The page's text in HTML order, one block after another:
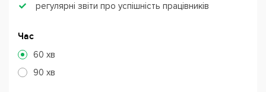
регулярні звіти про успішність працівників
Час
60 хв
90 хв